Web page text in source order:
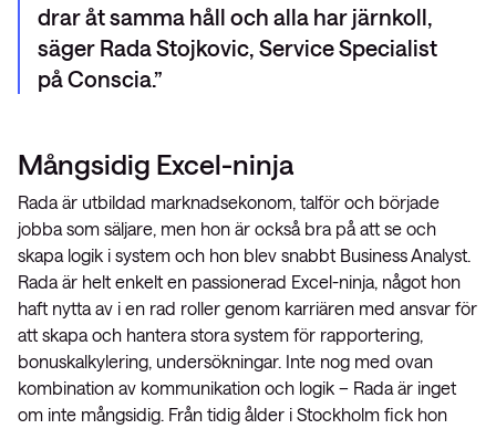
drar åt samma håll och alla har järnkoll,
säger Rada Stojkovic, Service Specialist
på Conscia.
Mångsidig Excel-ninja
Rada är utbildad marknadsekonom, talför och började
jobba som säljare, men hon är också bra på att se och
skapa logik i system och hon blev snabbt Business Analyst.
Rada är helt enkelt en passionerad Excel-ninja, något hon
haft nytta av i en rad roller genom karriären med ansvar för
att skapa och hantera stora system för rapportering,
bonuskalkylering, undersökningar. Inte nog med ovan
kombination av kommunikation och logik – Rada är inget
om inte mångsidig. Från tidig ålder i Stockholm fick hon